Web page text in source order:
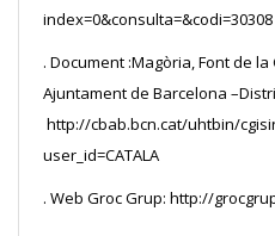
index=0&consulta=&codi=30308
. Document :Magòria, Font de
Ajuntament de Barcelona
http://cbab.bcn.cat/uhtbin/
user_id=CATALA
. Web Groc Grup: http://